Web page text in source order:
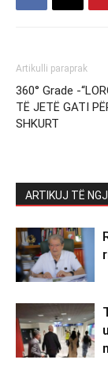
Artikulli paraprak
360° Grade -
TË JETË GATI
SHKURT
ARTIKUJ TË